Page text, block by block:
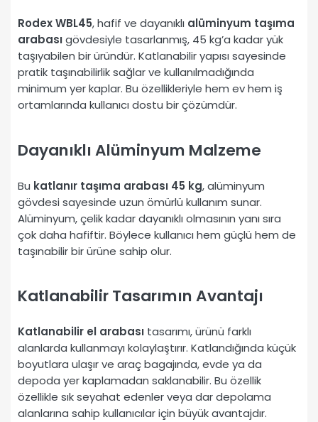
Rodex WBL45, hafif ve dayanıklı alüminyum taşıma
arabasıgövdesiyle tasarlanmış, 45 kg’a kadar yük
taşıyabilen bir üründür. Katlanabilir yapısı sayesinde
pratik taşınabilirlik sağlar ve kullanılmadığında
minimum yer kaplar. Bu özellikleriyle hem ev hem iş
ortamlarında kullanıcı dostu bir çözümdür.
Dayanıklı Alüminyum Malzeme
Bu katlanır taşıma arabası 45 kg, alüminyum
gövdesi sayesinde uzun ömürlü kullanım sunar.
Alüminyum, çelik kadar dayanıklı olmasının yanı sıra
çok daha hafiftir. Böylece kullanıcı hem güçlü hem de
taşınabilir bir ürüne sahip olur.
Katlanabilir Tasarımın Avantajı
Katlanabilir el arabası tasarımı, ürünü farklı
alanlarda kullanmayı kolaylaştırır. Katlandığında küçük
boyutlara ulaşır ve araç bagajında, evde ya da
depoda yer kaplamadan saklanabilir. Bu özellik
özellikle sık seyahat edenler veya dar depolama
alanlarına sahip kullanıcılar için büyük avantajdır.